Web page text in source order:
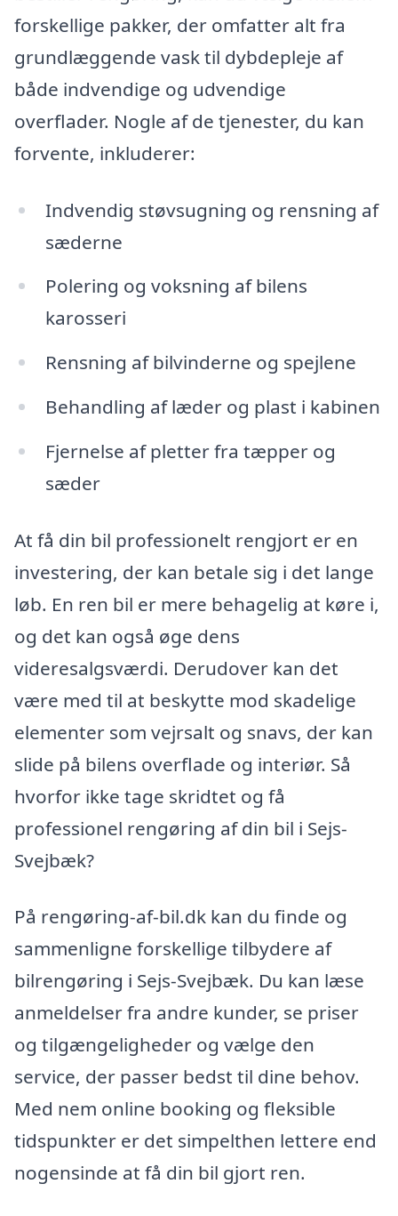
forskellige pakker, der omfatter alt fra
grundlæggende vask til dybdepleje af
både indvendige og udvendige
overflader. Nogle af de tjenester, du kan
forvente, inkluderer:
Indvendig støvsugning og rensning af
sæderne
Polering og voksning af bilens
karosseri
Rensning af bilvinderne og spejlene
Behandling af læder og plast i kabinen
Fjernelse af pletter fra tæpper og
sæder
At få din bil professionelt rengjort er en
investering, der kan betale sig i det lange
løb. En ren bil er mere behagelig at køre i,
og det kan også øge dens
videresalgsværdi. Derudover kan det
være med til at beskytte mod skadelige
elementer som vejrsalt og snavs, der kan
slide på bilens overflade og interiør. Så
hvorfor ikke tage skridtet og få
professionel rengøring af din bil i Sejs-
Svejbæk?
På rengøring-af-bil.dk kan du finde og
sammenligne forskellige tilbydere af
bilrengøring i Sejs-Svejbæk. Du kan læse
anmeldelser fra andre kunder, se priser
og tilgængeligheder og vælge den
service, der passer bedst til dine behov.
Med nem online booking og fleksible
tidspunkter er det simpelthen lettere end
nogensinde at få din bil gjort ren.